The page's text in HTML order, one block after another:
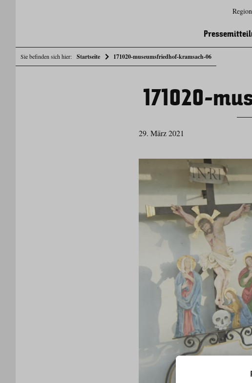
Sie befinden sich hier: Startseite 171020-museumsfriedhof-kramsach-06
171020-
29. März 2021